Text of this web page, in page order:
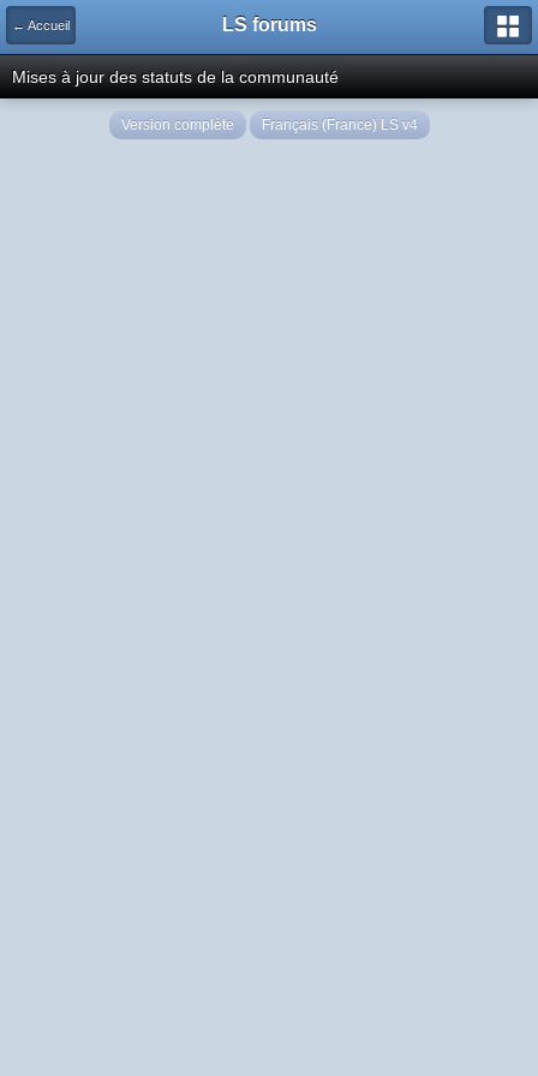
← Accueil LS forums
Mises à jour des statuts de la communauté
Version complète Français (France) LS v4